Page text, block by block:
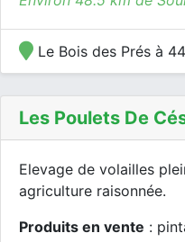
Le Bois des Prés à
Les Poulets De
Elevage de volailles
agriculture raisonnée.
Produits en vente :